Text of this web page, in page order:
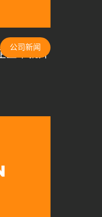
公司新闻
业早就开